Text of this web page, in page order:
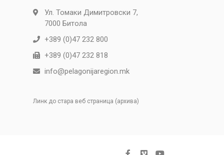
Ул. Томаки Димитровски 7,
7000 Битола
+389 (0)47 232 800
+389 (0)47 232 818
info@pelagonijaregion.mk
Линк до стара веб страница (архива)